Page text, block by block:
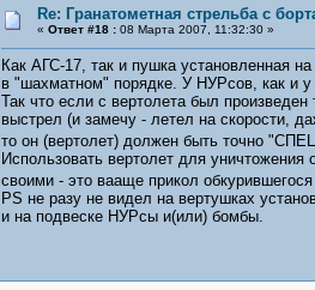
Re: Гранатометная стрельба с
« Ответ #18 :08 Марта 2007, 11:32:30 »
Как АГС-17, так и пушка установленная
в "шахматном" порядке. У НУРсов, как и
Так что если с вертолета был
выстрел (и замечу - летел на скорости,
то он (вертолет) должен быть точно
Использовать вертолет для уничтожения
своими - это вааще прикол
PS не разу не видел на вертушках
и на подвеске НУРсы и(или) бомбы.